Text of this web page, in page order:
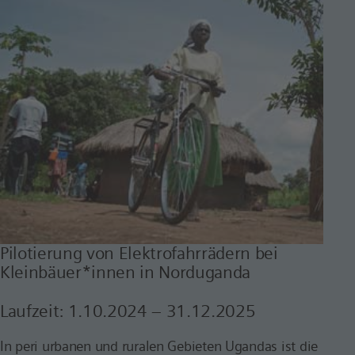
Pilotierung von Elektrofahrrädern bei
Kleinbäuer*innen in Norduganda
Laufzeit: 1 .10.2024 – 31 .12.2025
In peri urbanen und ruralen Gebieten Ugandas ist die